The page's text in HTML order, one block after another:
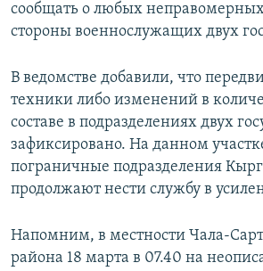
сообщать о любых
стороны военнослужащих двух
В ведомстве добавили, что
техники либо изменений в
составе в подразделениях двух
зафиксировано. На данном
пограничные подразделения
продолжают нести службу в
Напомним, в местности Чала-
района 18 марта в 07.40 на